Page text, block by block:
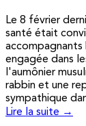
Le 8 février
santé était
engagée dans
l'aumônier
rabbin et une
sympathique
Lire la suite →